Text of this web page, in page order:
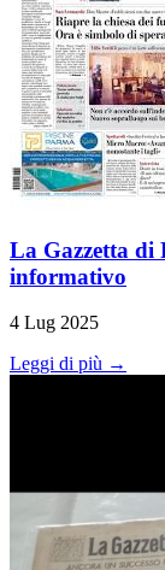
La Gazzetta di
informativo
4 Lug 2025
Leggi di più →